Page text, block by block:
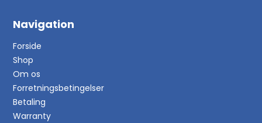
Navigation
Forside
Shop
Om os
Forretningsbetingelser
Betaling
Warranty